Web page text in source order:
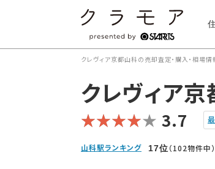
クレヴィア京都山科の売却査定・購入・相場
クレヴィア
3.7
山科駅ランキング 17位（102物件中）